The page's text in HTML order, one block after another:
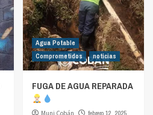
Agua Potable
Comprometidos
noticias
FUGA DE AGUA REPARADA
Muni Cobán
febrero 12, 2025